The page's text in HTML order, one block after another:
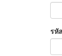
รหั